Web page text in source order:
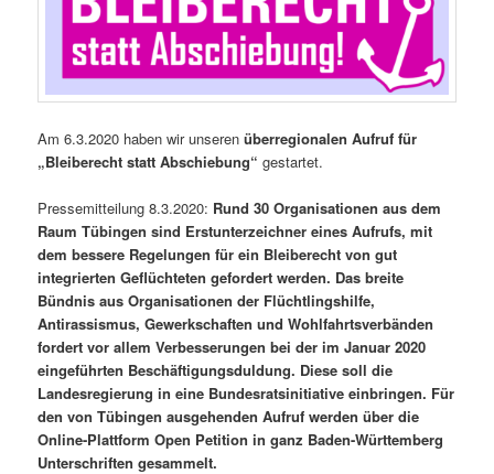
Am 6.3.2020 haben wir unserenüberregionalen Aufruf für
„Bleiberecht statt Abschiebung“gestartet.
Pressemitteilung 8.3.2020: Rund 30 Organisationen aus dem
Raum Tübingen sind Erstunterzeichner eines Aufrufs, mit
dem bessere Regelungen für ein Bleiberecht von gut
integrierten Geflüchteten gefordert werden. Das breite
Bündnis aus Organisationen der Flüchtlingshilfe,
Antirassismus, Gewerkschaften und Wohlfahrtsverbänden
fordert vor allem Verbesserungen bei der im Januar 2020
eingeführten Beschäftigungsduldung. Diese soll die
Landesregierung in eine Bundesratsinitiative einbringen. Für
den von Tübingen ausgehenden Aufruf werden über die
Online-Plattform Open Petition in ganz Baden-Württemberg
Unterschriften gesammelt.